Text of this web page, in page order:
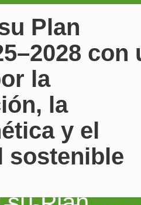
Plan
con
la
la
y el
sostenible